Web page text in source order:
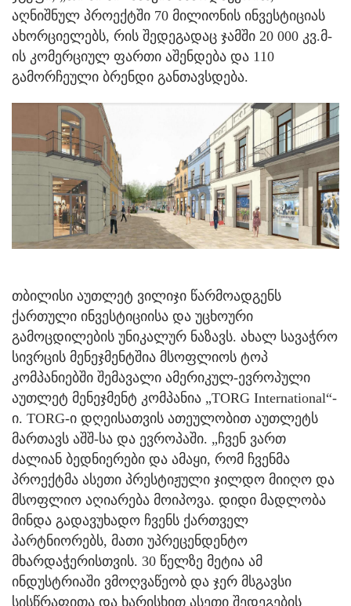
აღნიშნულ პროექტში 70 მილიონის ინვესტიციას
ახორციელებს, რის შედეგადაც ჯამში 20 000 კვ.მ-
ის კომერციულ ფართი აშენდება და 110
გამორჩეული ბრენდი განთავსდება.
თბილისი აუთლეტ ვილიჯი წარმოადგენს
ქართული ინვესტიციისა და უცხოური
გამოცდილების უნიკალურ ნაზავს. ახალ სავაჭრო
სივრცის მენეჯმენტშია მსოფლიოს ტოპ
კომპანიებში შემავალი ამერიკულ-ევროპული
აუთლეტ მენეჯმენტ კომპანია „TORG International“-
ი. TORG-ი დღეისათვის ათეულობით აუთლეტს
მართავს აშშ-სა და ევროპაში. „ჩვენ ვართ
ძალიან ბედნიერები და ამაყი, რომ ჩვენმა
პროექტმა ასეთი პრესტიჟული ჯილდო მიიღო და
მსოფლიო აღიარება მოიპოვა. დიდი მადლობა
მინდა გადავუხადო ჩვენს ქართველ
პარტნიორებს, მათი უპრეცენდენტო
მხარდაჭერისთვის. 30 წელზე მეტია ამ
ინდუსტრიაში ვმოღვაწეობ და ჯერ მსგავსი
სისწრაფითა და ხარისხით ასეთი შედეგების